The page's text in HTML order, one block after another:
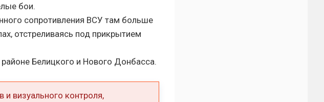
бои.
сопротивления ВСУ там больше
отстреливаясь под прикрытием
Белицкого и Нового Донбасса.
визуального контроля,